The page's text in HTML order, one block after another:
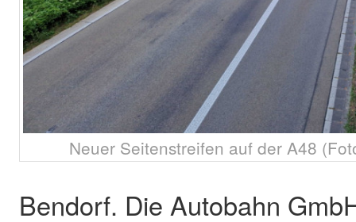
Neuer Seitenstreifen auf der A48
Bendorf. Die Autobahn